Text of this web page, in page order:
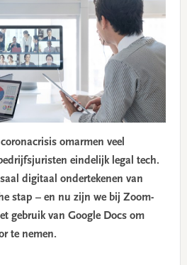
omarmen veel
eindelijk legal tech.
digitaal ondertekenen van
stap – en nu zijn we bij Zoom-
gebruik van Google Docs om
te nemen.